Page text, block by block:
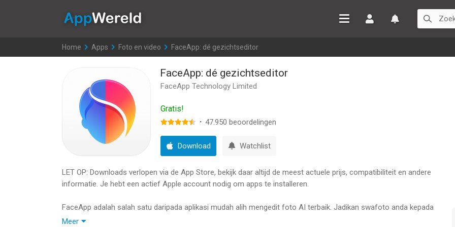
Home >
Apps >
Foto en video >
FaceApp: dé gezichtseditor
FaceApp: dé gezichtseditor
FaceApp Technology Limited
Gratis!
· 47.950 beoordelingen
Download Watchlist
LET OP: Downloads verlopen via de App Store, bekijk daar altijd de meest actuele prijs, compatibiliteit en andere
informatie. Je hebt een actief Apple account nodig om apps te installeren.
FaceApp adalah salah satu daripada aplikasi mudah alih mengedit foto AI terbaik. Jadikan swafoto anda kepada
potret model dengan salah satu aplikasi yang paling popular dengan 500 juta muat turun sehingga kini. FaceApp
Meer